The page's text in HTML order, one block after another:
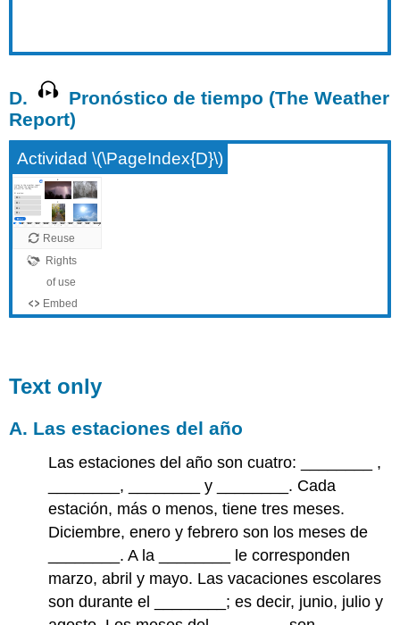
D.
Pronóstico de tiempo (The Weather
Report)
Actividad \(\PageIndex{D}\)
Text only
A. Las estaciones del año
Las estaciones del año son cuatro: ________ ,
________, ________ y ________. Cada
estación, más o menos, tiene tres meses.
Diciembre, enero y febrero son los meses de
________. A la ________ le corresponden
marzo, abril y mayo. Las vacaciones escolares
son durante el ________; es decir, junio, julio y